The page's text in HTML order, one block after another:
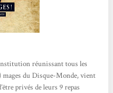
réunissant tous les
mages du Disque-Monde, vient
privés de leurs 9 repas